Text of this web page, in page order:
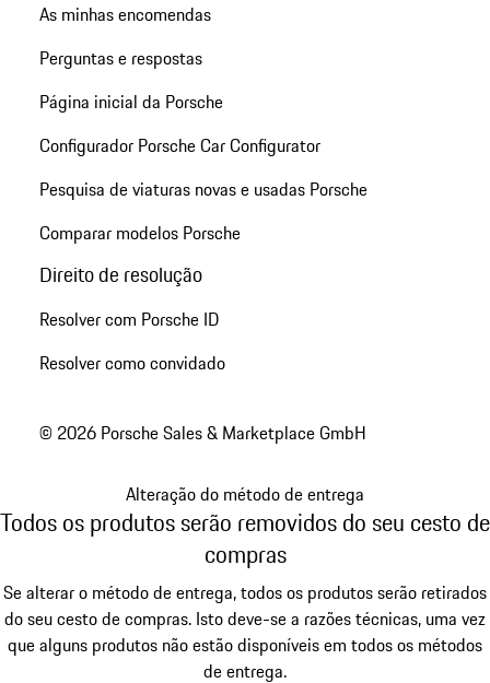
As minhas encomendas
Perguntas e respostas
Página inicial da Porsche
Configurador Porsche Car Configurator
Pesquisa de viaturas novas e usadas Porsche
Comparar modelos Porsche
Direito de resolução
Resolver com Porsche ID
Resolver como convidado
© 2026 Porsche Sales & Marketplace GmbH
Alteração do método de entrega
Todos os produtos serão removidos do seu cesto de
compras
Se alterar o método de entrega, todos os produtos serão retirados
do seu cesto de compras. Isto deve-se a razões técnicas, uma vez
que alguns produtos não estão disponíveis em todos os métodos
de entrega.